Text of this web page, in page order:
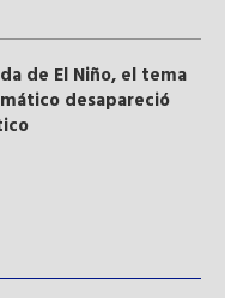
de El Niño, el tema
desapareció